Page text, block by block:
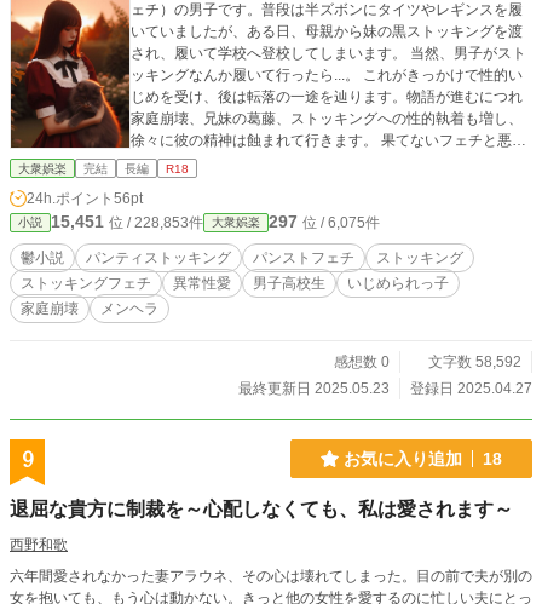
ェチ）の男子です。普段は半ズボンにタイツやレギンスを履
いていましたが、ある日、母親から妹の黒ストッキングを渡
され、履いて学校へ登校してしまいます。 当然、男子がスト
ッキングなんか履いて行ったら...。 これがきっかけで性的い
じめを受け、後は転落の一途を辿ります。物語が進むにつれ
家庭崩壊、兄妹の葛藤、ストッキングへの性的執着も増し、
徐々に彼の精神は蝕まれて行きます。 果てないフェチと悪夢
の世界、果たしてハッピーエンドは待っているのでしょう
ェチ）とは、一般的な言葉として使われるライトな〇〇フェ
チというよりも、パラフィリア症群のフェティシズムです。
また、本作品の中では「校内いじめ」「家庭内暴力や虐待」
「失禁」等のシーンが随所で出て来ます。お読みになられる
際は、ご注意下さい。 追）外伝として「パンスト男子の失
恋」も収録してます。
大衆娯楽 完結 長編 R18
24h.ポイント 56pt
小説 15,451 位 / 228,853件 大衆娯楽 297 位 / 6,075件
鬱小説 パンティストッキング パンストフェチ
ストッキング
ストッキングフェチ
異常性愛 男子高校生
いじめられっ子
家庭崩壊
メンヘラ
感想数 0
文字数 58,592
最終更新日 2025.05.23
登録日 2025.04.27
9 お気に入り追加 18
退屈な貴方に制裁を～心配しなくても、私は愛されます～
西野和歌
六年間愛されなかった妻アラウネ、その心は壊れてしまった。目の前で夫が別の
女を抱いても、もう心は動かない。きっと他の女性を愛するのに忙しい夫にとっ